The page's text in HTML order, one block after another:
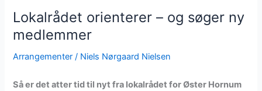
Lokalrådet orienterer – og søger ny
medlemmer
Arrangementer / Niels Nørgaard Nielsen
Så er det atter tid til nyt fra lokalrådet for Øster Hornum